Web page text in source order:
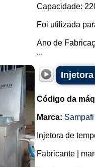
Capacidade:
Foi utilizada
Ano de
...
Código da
Marca: Sampafi
Injetora de
Fabricante |